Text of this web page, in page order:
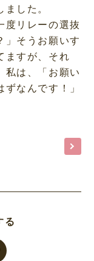
した。
度リレーの選抜
」そうお願いす
ますが、それ
私は、「お願い
なんです！」
る